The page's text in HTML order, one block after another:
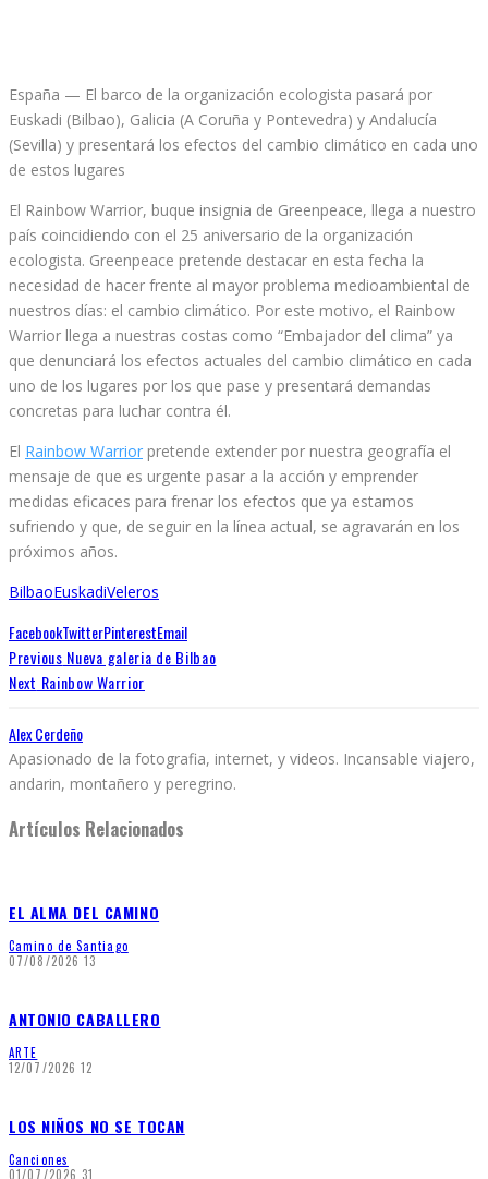
España — El barco de la organización ecologista pasará por
Euskadi (Bilbao), Galicia (A Coruña y Pontevedra) y Andalucía
(Sevilla) y presentará los efectos del cambio climático en cada uno
de estos lugares
El Rainbow Warrior, buque insignia de Greenpeace, llega a nuestro
país coincidiendo con el 25 aniversario de la organización
ecologista. Greenpeace pretende destacar en esta fecha la
necesidad de hacer frente al mayor problema medioambiental de
nuestros días: el cambio climático. Por este motivo, el Rainbow
Warrior llega a nuestras costas como “Embajador del clima” ya
que denunciará los efectos actuales del cambio climático en cada
uno de los lugares por los que pase y presentará demandas
concretas para luchar contra él.
El Rainbow Warrior pretende extender por nuestra geografía el
mensaje de que es urgente pasar a la acción y emprender
medidas eficaces para frenar los efectos que ya estamos
sufriendo y que, de seguir en la línea actual, se agravarán en los
próximos años.
BilbaoEuskadiVeleros
FacebookTwitterPinterestEmail
Previous Nueva galeria de Bilbao
Next Rainbow Warrior
Alex Cerdeño
Apasionado de la fotografia, internet, y videos. Incansable viajero,
andarin, montañero y peregrino.
Artículos Relacionados
EL ALMA DEL CAMINO
Camino de Santiago
07/08/2026 13
ANTONIO CABALLERO
ARTE
12/07/2026 12
LOS NIÑOS NO SE TOCAN
Canciones
01/07/2026 31